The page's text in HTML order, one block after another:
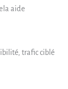
aide
trafic ciblé